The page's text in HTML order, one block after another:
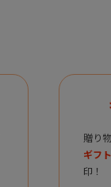
贈り
ギフ
印！